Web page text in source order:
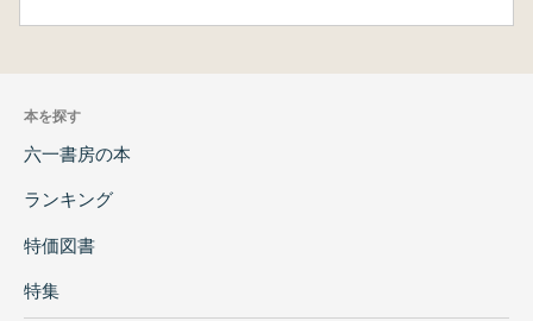
本を探す
六一書房の本
ランキング
特価図書
特集